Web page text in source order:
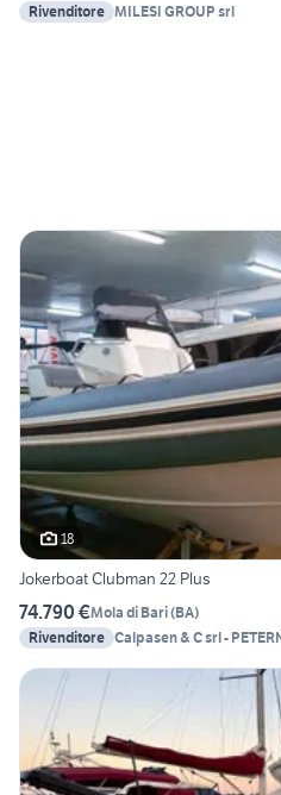
Rivenditore MILESI GROUP srl
18
Jokerboat Clubman 22 Plus
74.790 €Mola di Bari(BA)
Rivenditore Calpasen & C srl -